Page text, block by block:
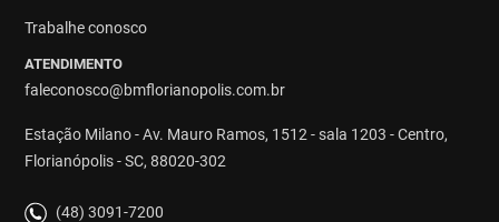
Trabalhe conosco
ATENDIMENTO
faleconosco@bmflorianopolis.com.br
Estação Milano - Av. Mauro Ramos, 1512 - sala 1203 - Centro,
Florianópolis - SC, 88020-302
(48) 3091-7200